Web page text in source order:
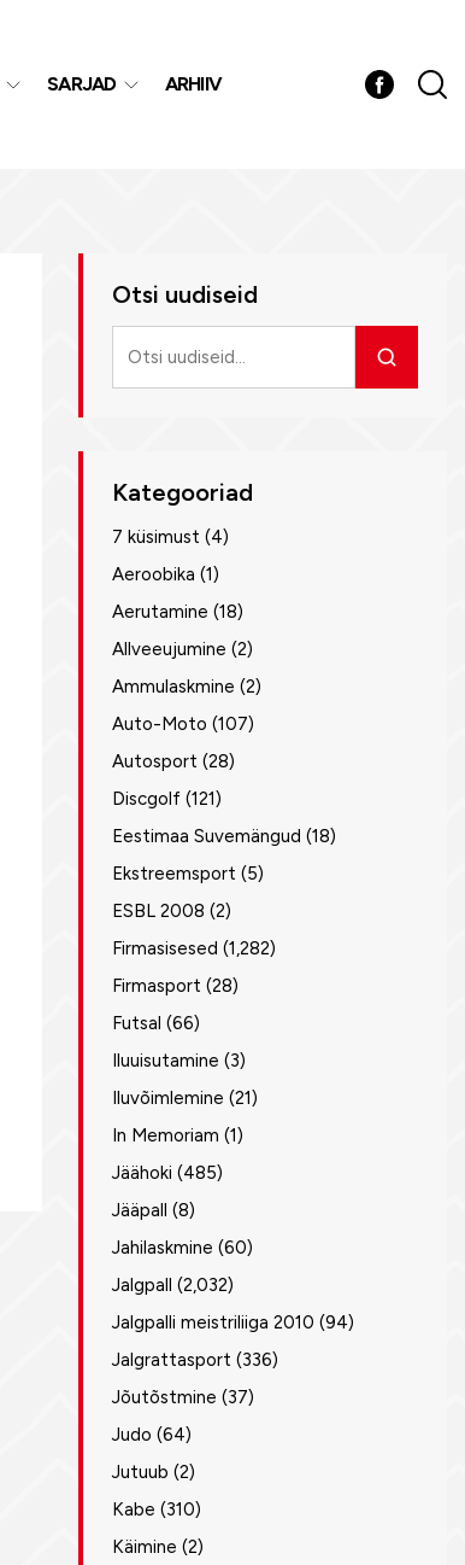
SARJAD ARHIIV
Otsi uudiseid
uudiseid
Kategooriad
7 küsimust (4)
Aeroobika (1)
Aerutamine (18)
Allveeujumine (2)
Ammulaskmine (2)
Auto-Moto (107)
Autosport (28)
Discgolf (121)
Eestimaa Suvemängud (18)
Ekstreemsport (5)
ESBL 2008 (2)
Firmasisesed (1,282)
Firmasport (28)
Futsal (66)
Iluuisutamine (3)
Iluvõimlemine (21)
In Memoriam (1)
Jäähoki (485)
Jääpall (8)
Jahilaskmine (60)
Jalgpall (2,032)
Jalgpalli meistriliiga 2010 (94)
Jalgrattasport (336)
Jõutõstmine (37)
Judo (64)
Jutuub (2)
Kabe (310)
Käimine (2)